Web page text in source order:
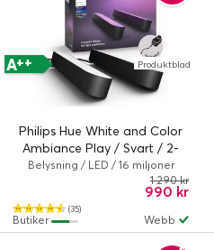
Philips Hue White and Color
Ambiance Play / Svart / 2-
pack
Belysning / LED / 16 miljoner
färger / Philips Hue White and
A++ Produktblad
(35)
990 kr
1 290 kr
Webb
Butiker